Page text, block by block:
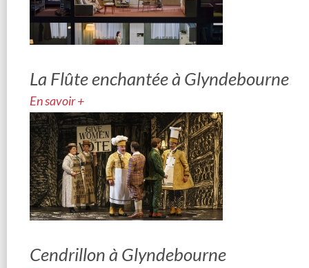
La Flûte enchantée à Glyndebourne
En savoir +
Cendrillon à Glyndebourne